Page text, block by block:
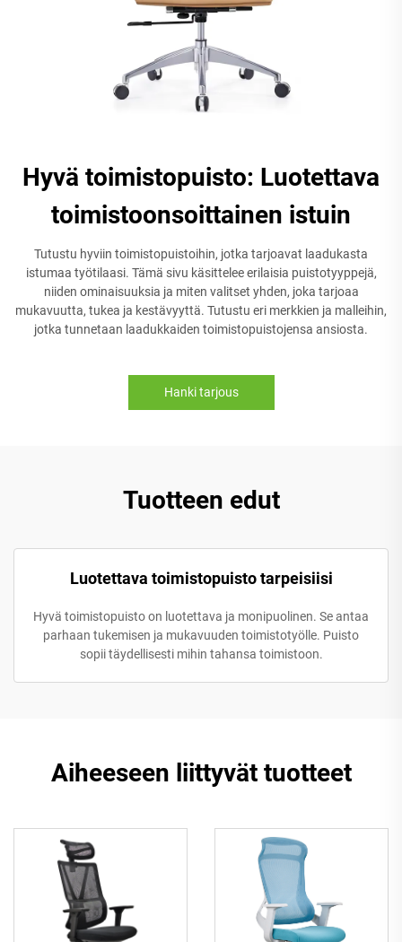
Hyvä toimistopuisto: Luotettava
toimistoonsoittainen istuin
Tutustu hyviin toimistopuistoihin, jotka tarjoavat laadukasta
istumaa työtilaasi. Tämä sivu käsittelee erilaisia puistotyyppejä,
niiden ominaisuuksia ja miten valitset yhden, joka tarjoaa
mukavuutta, tukea ja kestävyyttä. Tutustu eri merkkien ja malleihin,
jotka tunnetaan laadukkaiden toimistopuistojensa ansiosta.
Hanki tarjous
Tuotteen edut
Luotettava toimistopuisto tarpeisiisi
Hyvä toimistopuisto on luotettava ja monipuolinen. Se antaa
parhaan tukemisen ja mukavuuden toimistotyölle. Puisto
sopii täydellisesti mihin tahansa toimistoon.
Aiheeseen liittyvät tuotteet